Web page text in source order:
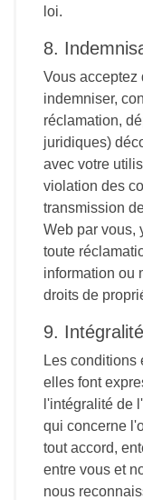
loi.
8.
Vous acceptez
indemniser,
réclamation,
juridiques)
avec votre
violation des
transmission
Web par vous,
toute
information ou
droits de
9.
Les conditions
elles font
l'intégralité de
qui concerne
tout accord,
entre vous et
nous